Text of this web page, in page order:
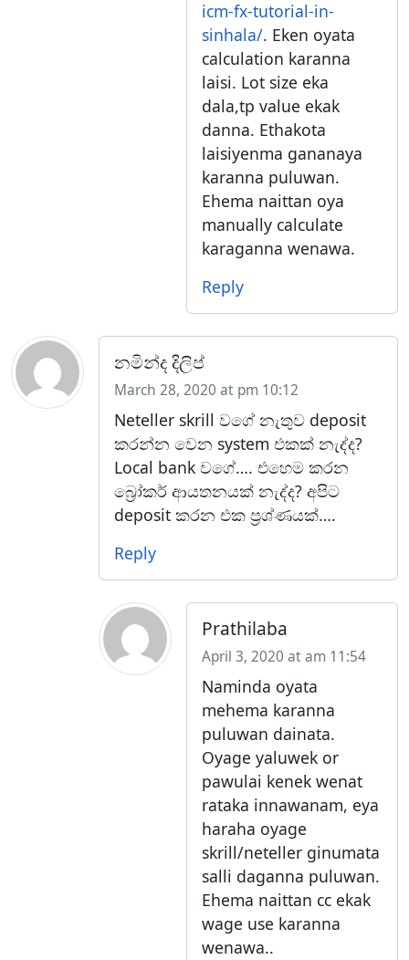
icm-fx-tutorial-in-
sinhala/. Eken oyata
calculation karanna
laisi. Lot size eka
dala,tp value ekak
danna. Ethakota
laisiyenma gananaya
karanna puluwan.
Ehema naittan oya
manually calculate
karaganna wenawa.
Reply
නමින්ද දිලිප්
March 28, 2020 at pm 10:12
Neteller skrill වගේ නැතුව deposit
කරන්න වෙන system එකක් නැද්ද?
Local bank වගේ…. එහෙම කරන
බ්‍රෝකර් ආයතනයක් නැද්ද? අපිට
deposit කරන එක ප්‍රශ්ණයක්….
Reply
Prathilaba
April 3, 2020 at am 11:54
Naminda oyata
mehema karanna
puluwan dainata.
Oyage yaluwek or
pawulai kenek wenat
rataka innawanam, eya
haraha oyage
skrill/neteller ginumata
salli daganna puluwan.
Ehema naittan cc ekak
wage use karanna
wenawa..